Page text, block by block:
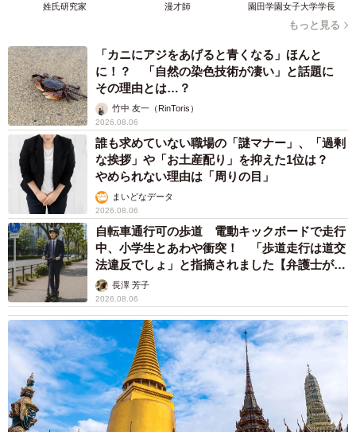
姓氏研究家 漫才師 園田学園女子大学学長
もっと見る
「カニにアジをあげると青くなる」ほんと
に！？ 「自然の染色技術が凄い」と話題に
その理由とは…？
竹中 友一（RinToris）
2026.08.06
誰も求めていない職場の「謎マナー」、「過剰
な挨拶」や「お土産配り」を抑えた1位は？
やめられない理由は「周りの目」
まいどなデータ
2026.08.06
自転車通行可の歩道 電動キックボードで走行
中、小学生とあわや衝突！ 「歩道走行は道交
法違反でしょ」と指摘されました【弁護士が解
説】長澤 芳子
2026.08.06